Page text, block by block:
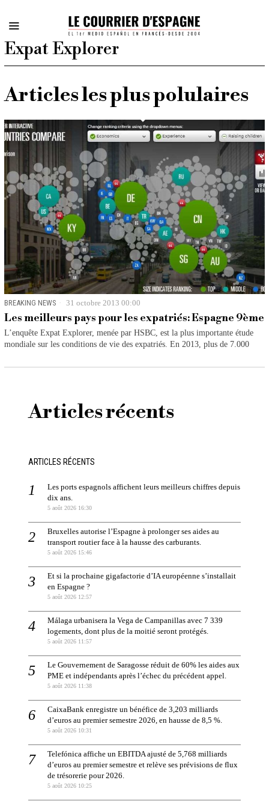
Expat Explorer
Articles les plus polulaires
BREAKING NEWS 31 octobre 2013 00:00
Les meilleurs pays pour les expatriés: Espagne 9ème
L’enquête Expat Explorer, menée par HSBC, est la plus importante étude
mondiale sur les conditions de vie des expatriés. En 2013, plus de 7.000
Articles récents
ARTICLES RÉCENTS
Les ports espagnols affichent leurs meilleurs chiffres depuis
dix ans.
5 août 2026 16:30
Bruxelles autorise l’Espagne à prolonger ses aides au
transport routier face à la hausse des carburants.
5 août 2026 15:46
Et si la prochaine gigafactorie d’IA européenne s’installait
en Espagne ?
5 août 2026 12:57
Málaga urbanisera la Vega de Campanillas avec 7 339
logements, dont plus de la moitié seront protégés.
5 août 2026 11:57
Le Gouvernement de Saragosse réduit de 60% les aides aux
PME et indépendants après l’échec du précédent appel.
5 août 2026 11:38
CaixaBank enregistre un bénéfice de 3,203 milliards
d’euros au premier semestre 2026, en hausse de 8,5 %.
5 août 2026 10:31
Telefónica affiche un EBITDA ajusté de 5,768 milliards
d’euros au premier semestre et relève ses prévisions de flux
de trésorerie pour 2026.
5 août 2026 10:25